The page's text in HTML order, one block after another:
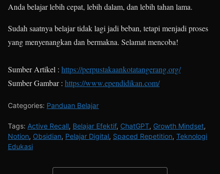
Anda belajar lebih cepat, lebih dalam, dan lebih tahan lama.
Sudah saatnya belajar tidak lagi jadi beban, tetapi menjadi proses
yang menyenangkan dan bermakna. Selamat mencoba!
Sumber Artikel : https://perpustakaankotatangerang.org/
Sumber Gambar : https://www.ependidikan.com/
Categories: Panduan Belajar
Tags: Active Recall, Belajar Efektif, ChatGPT, Growth Mindset,
Notion, Obsidian, Pelajar Digital, Spaced Repetition, Teknologi
Edukasi